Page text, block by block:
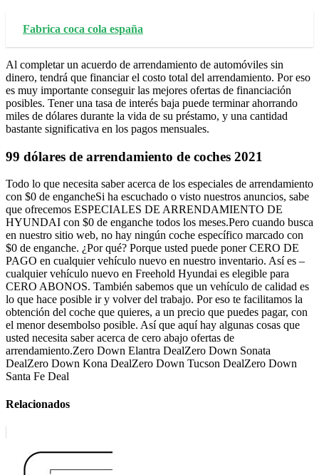
Fabrica coca cola españa
Al completar un acuerdo de arrendamiento de automóviles sin
dinero, tendrá que financiar el costo total del arrendamiento. Por eso
es muy importante conseguir las mejores ofertas de financiación
posibles. Tener una tasa de interés baja puede terminar ahorrando
miles de dólares durante la vida de su préstamo, y una cantidad
bastante significativa en los pagos mensuales.
99 dólares de arrendamiento de coches 2021
Todo lo que necesita saber acerca de los especiales de arrendamiento
con $0 de engancheSi ha escuchado o visto nuestros anuncios, sabe
que ofrecemos ESPECIALES DE ARRENDAMIENTO DE
HYUNDAI con $0 de enganche todos los meses.Pero cuando busca
en nuestro sitio web, no hay ningún coche específico marcado con
$0 de enganche. ¿Por qué? Porque usted puede poner CERO DE
PAGO en cualquier vehículo nuevo en nuestro inventario. Así es –
cualquier vehículo nuevo en Freehold Hyundai es elegible para
CERO ABONOS. También sabemos que un vehículo de calidad es
lo que hace posible ir y volver del trabajo. Por eso te facilitamos la
obtención del coche que quieres, a un precio que puedes pagar, con
el menor desembolso posible. Así que aquí hay algunas cosas que
usted necesita saber acerca de cero abajo ofertas de
arrendamiento.Zero Down Elantra DealZero Down Sonata
DealZero Down Kona DealZero Down Tucson DealZero Down
Santa Fe Deal
Relacionados